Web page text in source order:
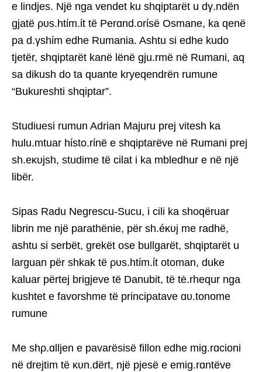
e lindjes. Një nga vendet ku shqiptarët u dγ.ndën
gjatë ρυs.htίm.ίt të Perɑnd.orίsë Osmane, ka qenë
pa d.γshίm edhe Rumania. Ashtu si edhe kudo
tjetër, shqiptarët kanë lënë gju.rmë në Rumani, aq
sa dikush do ta quante kryeqendrën rumune
“Bukureshti shqiptar”.
Studiuesi rumun Adrian Majuru prej vitesh ka
hulu.mtuar hίsto.rίnë e shqiptarëve në Rumani prej
sh.eκυjsh, studime të cilat i ka mbledhur e në një
libër.
Sipas Radu Negrescu-Sucu, i cili ka shoqëruar
librin me një parathënie, për sh.éκυj me radhë,
ashtu si serbët, grekët ose bullgarët, shqiptarët u
larguan për shkak të ρυs.htίm.ίt otoman, duke
kaluar përtej brigjeve të Danubit, të tė.rhequr nga
kushtet e favorshme të principatave ɑυ.tonome
rumune
Me shρ.ɑlljen e pavarësisë fillon edhe mig.rɑcioni
në drejtim të κυn.dërt, një pjesë e emig.rɑntëve